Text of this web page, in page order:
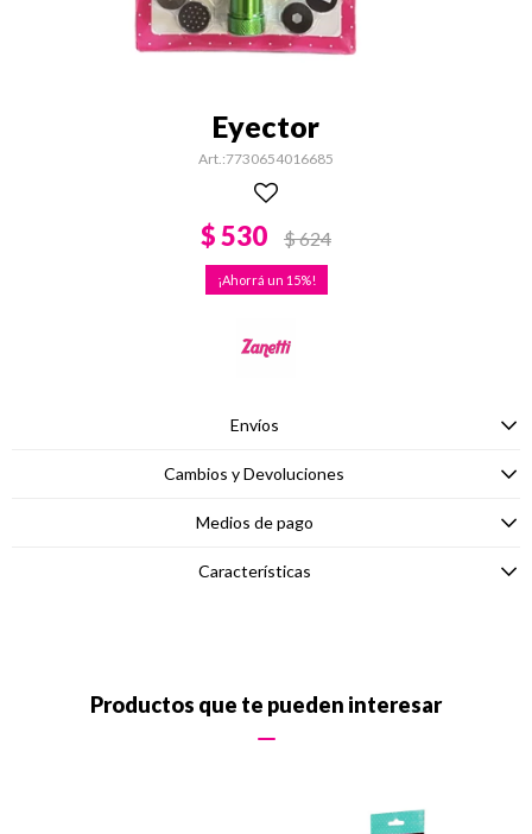
Eyector
7730654016685
$530 $624
15
Envíos
Cambios y Devoluciones
Medios de pago
Características
Productos que te pueden interesar